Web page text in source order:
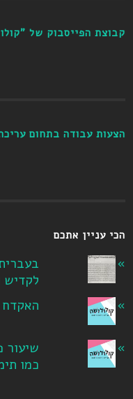
קבוצת הפייסבוק של
הצעות עבודה בתחום
הכי עניין אתכם
לקדיש
כמו